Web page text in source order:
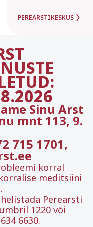
PEREARSTIKESKUS
Sinu Arst
mnt 113, 9.
715 1701,
korral
meditsiini
Perearsti
1220 või
6630.